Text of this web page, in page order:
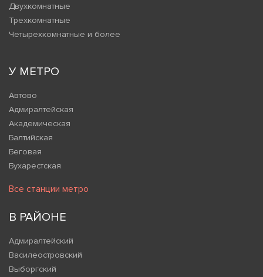
Двухкомнатные
Трехкомнатные
Четырехкомнатные и более
У МЕТРО
Автово
Адмиралтейская
Академическая
Балтийская
Беговая
Бухарестская
Все станции метро
В РАЙОНЕ
Адмиралтейский
Василеостровский
Выборгский